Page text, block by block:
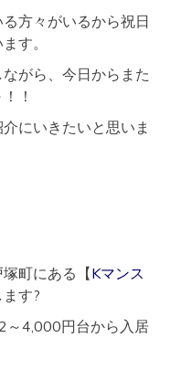
方々がいるから祝日
す。
がら、今日からまた
！
にいきたいと思いま
町にある【Kマンス
す?
～4,000円台から入居